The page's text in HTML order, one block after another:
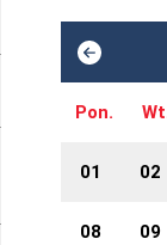
Pon.
01 02
08 09